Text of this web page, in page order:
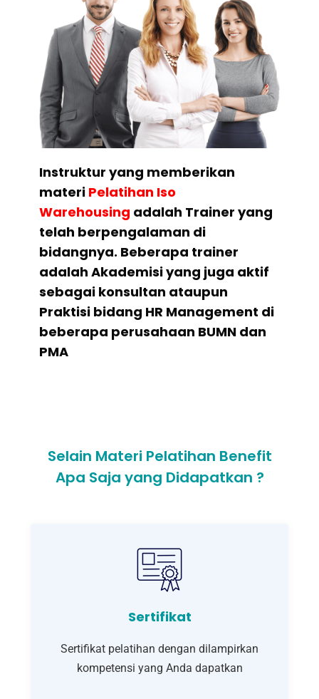
Instruktur yang memberikan
materi Pelatihan Iso
Warehousing adalah Trainer yang
telah berpengalaman di
bidangnya. Beberapa trainer
adalah Akademisi yang juga aktif
sebagai konsultan ataupun
Praktisi bidang HR Management di
beberapa perusahaan BUMN dan
PMA
Selain Materi Pelatihan Benefit
Apa Saja yang Didapatkan ?
Sertifikat
Sertifikat pelatihan dengan dilampirkan
kompetensi yang Anda dapatkan